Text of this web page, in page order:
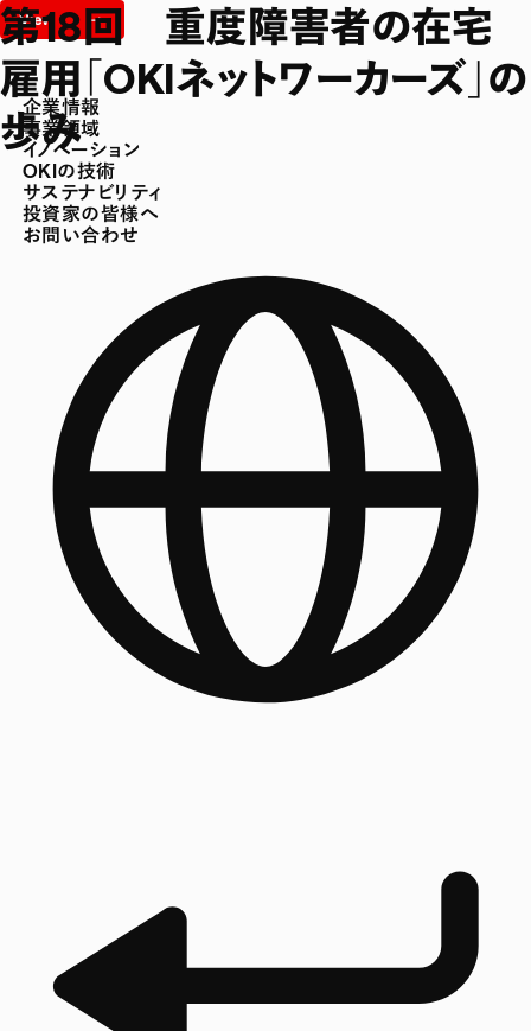
企業情報
事業領域
イノベーション
OKIの技術
サステナビリティ
投資家の皆様へ
お問い合わせ
第18回 重度障害者の在宅
雇用「OKIネットワーカーズ」の
歩み